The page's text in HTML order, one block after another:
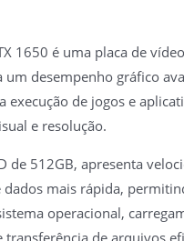
1650 é uma placa de
um desempenho gráfico
execução de jogos e
e resolução.
de 512GB, apresenta
dados mais rápida,
operacional,
transferência de arquivos